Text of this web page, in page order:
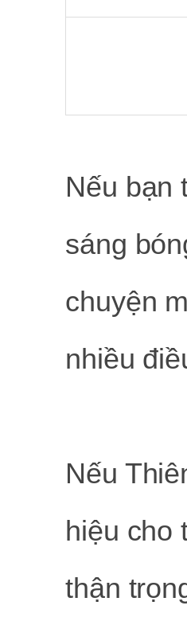
Nếu bạn
sáng
chuyện
nhiều
Nếu
hiệu cho
thận